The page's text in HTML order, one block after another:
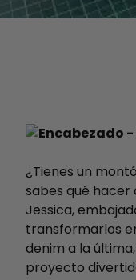
¿Tienes un
sabes qué hacer
Jessica,
transformarlos
denim a la
proyecto